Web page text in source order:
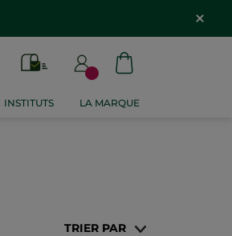
INSTITUTS LA MARQUE
TRIER PAR